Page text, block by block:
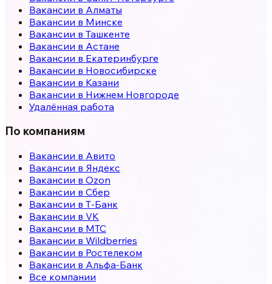
Вакансии в Алматы
Вакансии в Минске
Вакансии в Ташкенте
Вакансии в Астане
Вакансии в Екатеринбурге
Вакансии в Новосибирске
Вакансии в Казани
Вакансии в Нижнем Новгороде
Удалённая работа
По компаниям
Вакансии в Авито
Вакансии в Яндекс
Вакансии в Ozon
Вакансии в Сбер
Вакансии в Т-Банк
Вакансии в VK
Вакансии в МТС
Вакансии в Wildberries
Вакансии в Ростелеком
Вакансии в Альфа-Банк
Все компании